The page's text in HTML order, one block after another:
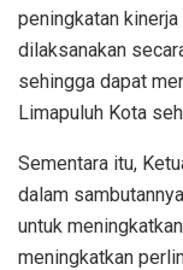
peningkatan
dilaksanakan
sehingga dapat
Limapuluh Kota
Sementara itu,
dalam
untuk
meningkatkan